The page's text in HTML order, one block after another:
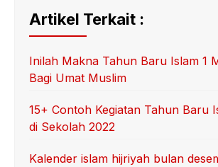
Artikel Terkait :
Inilah Makna Tahun Baru Islam 1
Bagi Umat Muslim
15+ Contoh Kegiatan Tahun Baru
di Sekolah 2022
Kalender islam hijriyah bulan